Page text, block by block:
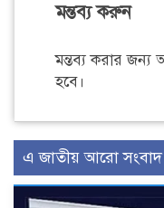
মন্তব্য করুন
মন্তব্য করার
হবে।
এ জাতীয় আরো সংবাদ